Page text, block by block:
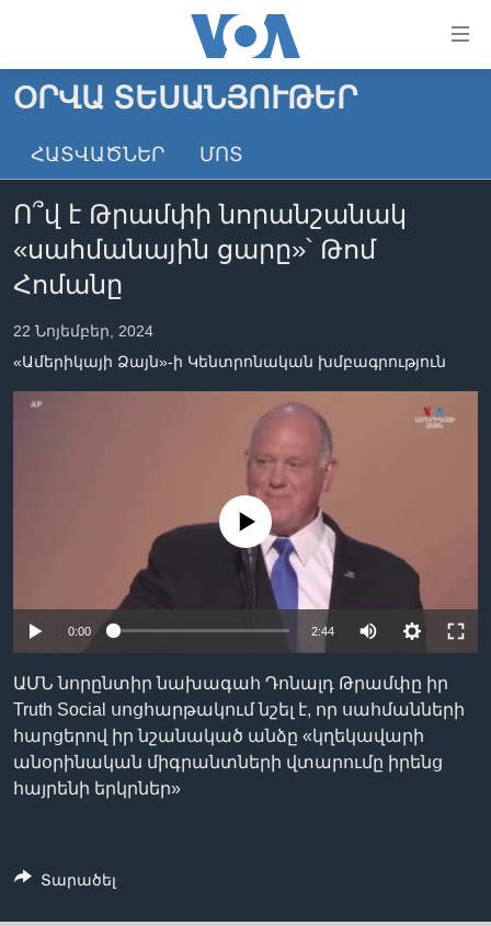
անցնել
հիմնական
անցնել
բովանդակությանը
հիմնական
բովանդակություն
ԳԼԽԱՎՈՐ ԷՋ
ԼՈՒՐԵՐ
ՏԵՍԱՆՅՈՒԹԵՐ
ՖԻԼՄԵՐ
IN ENGLISH
ՄԵՐ ՄԱՍԻՆ
«ԱՄԵՐԻԿԱՅԻ ՁԱՅՆ»-Ի ԿԱՆՈՆԱԴՐՈՒԹՅՈՒՆ
ՈՒԿՐԱԻՆԱԿԱՆ ՊԱՏԵՐԱԶՄ
Learning English
ՕՐՎԱ ՏԵՍԱՆՅՈՒԹԵՐ
ՀԱՏՎԱԾՆԵՐ ՄՈՏ
Ո՞վ է Թրամփի նորանշանակ
«սահմանային ցարը»՝ Թոմ
Հոմանը
22 Նոյեմբեր, 2024
«Ամերիկայի Ձայն»-ի Կենտրոնական խմբագրություն
No media source currently available
0:00 2:44
ԱՄՆ նորընտիր նախագահ Դոնալդ Թրամփը իր
Truth Social սոցհարթակում նշել է, որ սահմանների
հարցերով իր նշանակած անձը «կղեկավարի
անօրինական միգրանտների վտարումը իրենց
հայրենի երկրներ»
Տարածել